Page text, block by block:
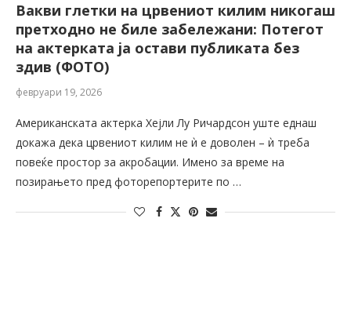
Вакви глетки на црвениот килим никогаш
претходно не биле забележани: Потегот
на актерката ја остави публиката без
здив (ФОТО)
февруари 19, 2026
Американската актерка Хејли Лу Ричардсон уште еднаш
докажа дека црвениот килим не ѝ е доволен – ѝ треба
повеќе простор за акробации. Имено за време на
позирањето пред фоторепортерите по …